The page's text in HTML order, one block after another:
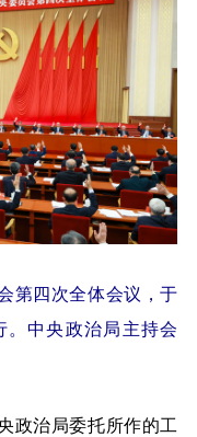
四次全体会议，于
。中央政治局主持会
治局委托所作的工